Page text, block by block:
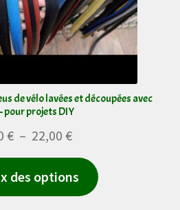
choisies
sur
la
du
de vélo lavées et découpées avec
pour projets DIY
€ – 22,00 €Plage
de
prix :
4,00 €
des options
Ce
produit